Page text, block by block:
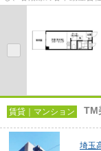
賃貸｜マンション TM
埼玉